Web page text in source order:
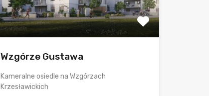
Wzgórze Gustawa
Kameralne osiedle na Wzgórzach
Krzesławickich